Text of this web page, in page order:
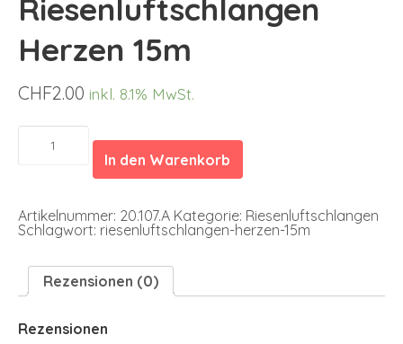
Riesenluftschlangen
Herzen 15m
CHF2.00 inkl. 8.1% MwSt.
Riesenluftschlangen
Herzen
15m
In den Warenkorb
Artikelnummer: 20.107.A Kategorie: Riesenluftschlangen
Schlagwort: riesenluftschlangen-herzen-15m
Rezensionen (0)
Rezensionen